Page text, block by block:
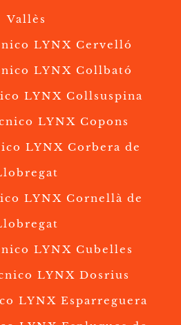
Vallès
LYNX Cervelló
LYNX Collbató
LYNX Collsuspina
LYNX Copons
LYNX Corbera de
LYNX Cornellà de
LYNX Cubelles
LYNX Dosrius
LYNX Esparreguera